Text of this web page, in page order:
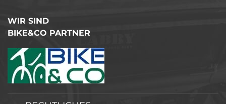
WIR SIND
BIKE&CO PARTNER